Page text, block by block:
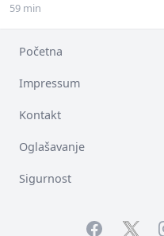
59 min
Početna
Impressum
Kontakt
Oglašavanje
Sigurnost
FacebookTwitter